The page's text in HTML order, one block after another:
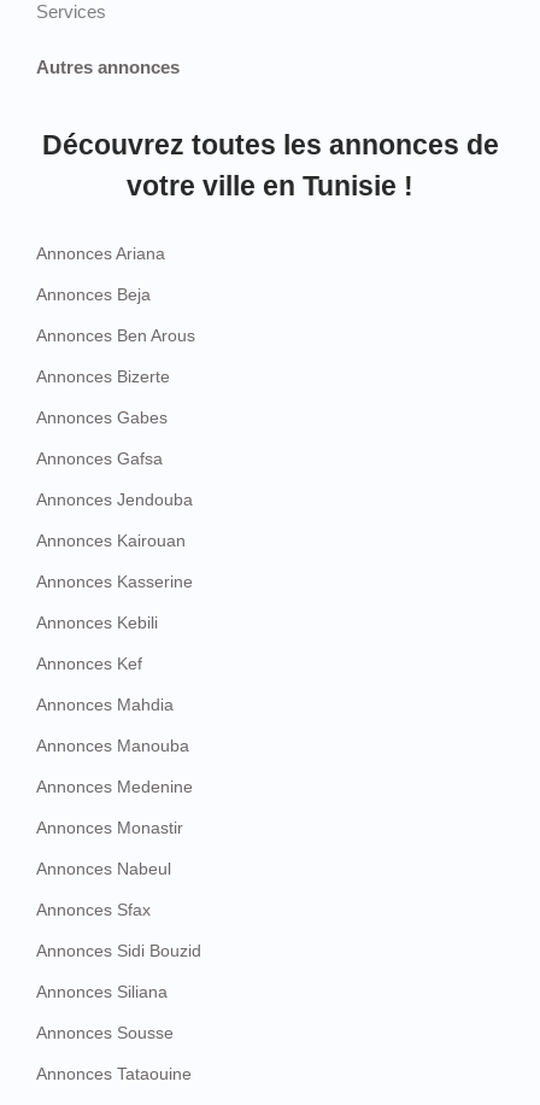
Services
Autres annonces
Découvrez toutes les annonces de
votre ville en Tunisie !
Annonces Ariana
Annonces Beja
Annonces Ben Arous
Annonces Bizerte
Annonces Gabes
Annonces Gafsa
Annonces Jendouba
Annonces Kairouan
Annonces Kasserine
Annonces Kebili
Annonces Kef
Annonces Mahdia
Annonces Manouba
Annonces Medenine
Annonces Monastir
Annonces Nabeul
Annonces Sfax
Annonces Sidi Bouzid
Annonces Siliana
Annonces Sousse
Annonces Tataouine